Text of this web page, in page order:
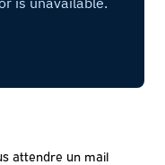
attendre un mail